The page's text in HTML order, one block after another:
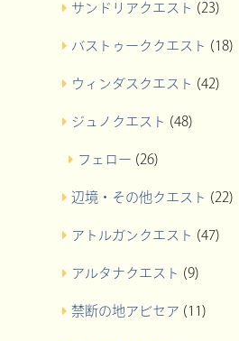
サンドリアクエスト (23)
バストゥーククエスト (18)
ウィンダスクエスト (42)
ジュノクエスト (48)
フェロー (26)
辺境・その他クエスト (22)
アトルガンクエスト (47)
アルタナクエスト (9)
禁断の地アビセア (11)